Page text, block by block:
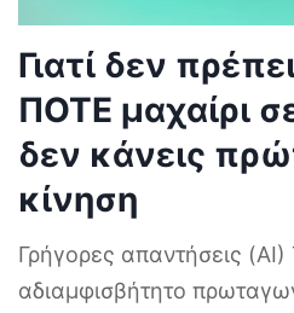
Γιατί δεν
ΠΟΤΕ μαχαίρι
δεν κάνεις
κίνηση
Γρήγορες απαντήσεις (AI)
αδιαμφισβήτητο